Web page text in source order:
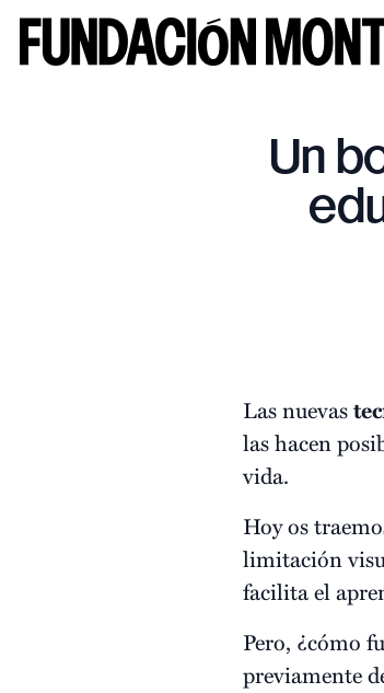
Un
Las nuevas
las hacen
vida.
Hoy os
limitación
facilita el
Pero, ¿cómo
previamente